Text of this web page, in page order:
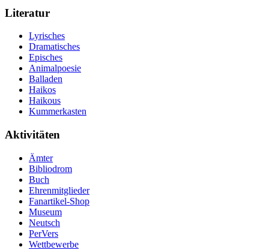
Literatur
Lyrisches
Dramatisches
Episches
Animalpoesie
Balladen
Haikos
Haikous
Kummerkasten
Aktivitäten
Ämter
Bibliodrom
Buch
Ehrenmitglieder
Fanartikel-Shop
Museum
Neutsch
PerVers
Wettbewerbe